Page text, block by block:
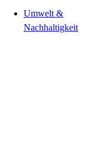
Umwelt &
Nachhaltigkeit